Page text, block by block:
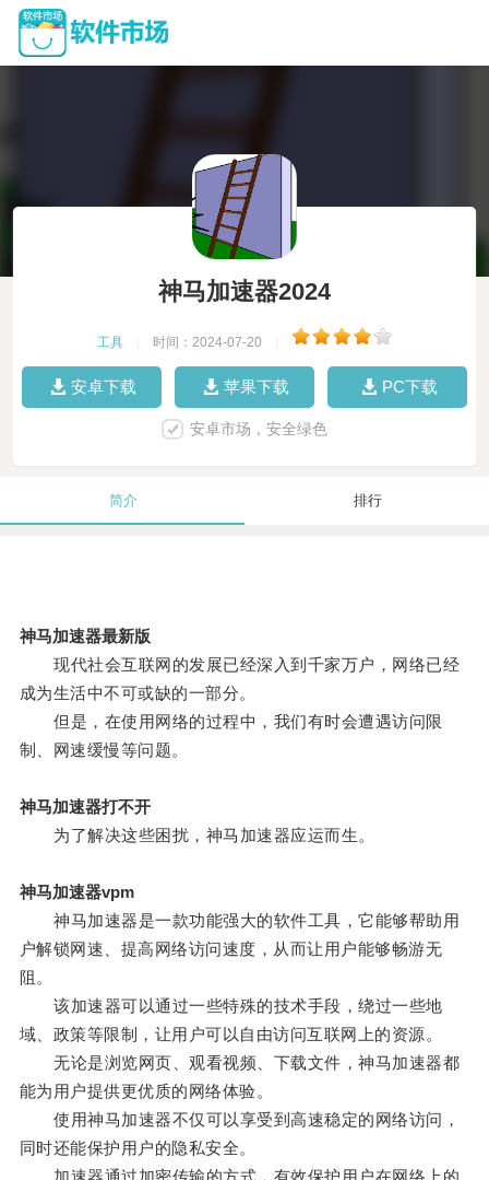
神马加速器2024
工具 时间：2024-07-20
安卓下载 苹果下载 PC下载
安卓市场，安全绿色
简介 排行
神马加速器最新版
现代社会互联网的发展已经深入到千家万户，网络已经
成为生活中不可或缺的一部分。
但是，在使用网络的过程中，我们有时会遭遇访问限
制、网速缓慢等问题。
神马加速器打不开
为了解决这些困扰，神马加速器应运而生。
神马加速器vpm
神马加速器是一款功能强大的软件工具，它能够帮助用
户解锁网速、提高网络访问速度，从而让用户能够畅游无
阻。
该加速器可以通过一些特殊的技术手段，绕过一些地
域、政策等限制，让用户可以自由访问互联网上的资源。
无论是浏览网页、观看视频、下载文件，神马加速器都
能为用户提供更优质的网络体验。
使用神马加速器不仅可以享受到高速稳定的网络访问，
同时还能保护用户的隐私安全。